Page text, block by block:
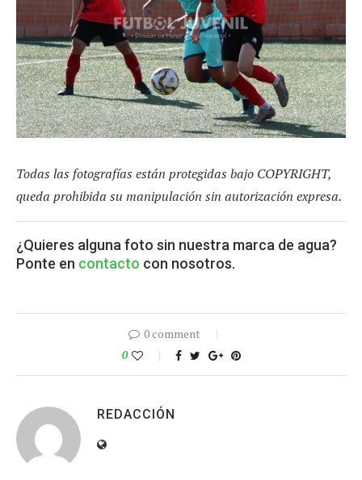
Todas las fotografías están protegidas bajo COPYRIGHT,
queda prohibida su manipulación sin autorización expresa.
¿Quieres alguna foto sin nuestra marca de agua?
Ponte en contacto con nosotros.
0 comment
0
REDACCIÓN